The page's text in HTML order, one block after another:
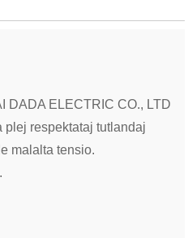
DADA ELECTRIC CO., LTD
plej respektataj tutlandaj
malalta tensio.